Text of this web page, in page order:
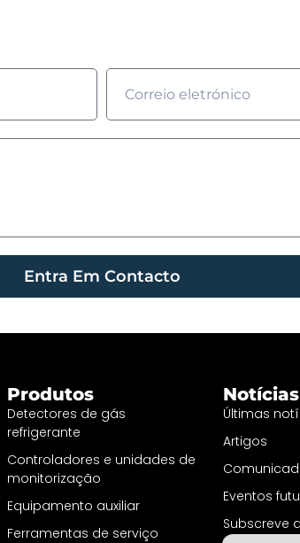
Entra Em Contacto
Produtos
Detectores de gás
refrigerante
Controladores e unidades de
monitorização
Equipamento auxiliar
Ferramentas de serviço
Notícias
Últimas
Artigos
Eventos
Subscreve